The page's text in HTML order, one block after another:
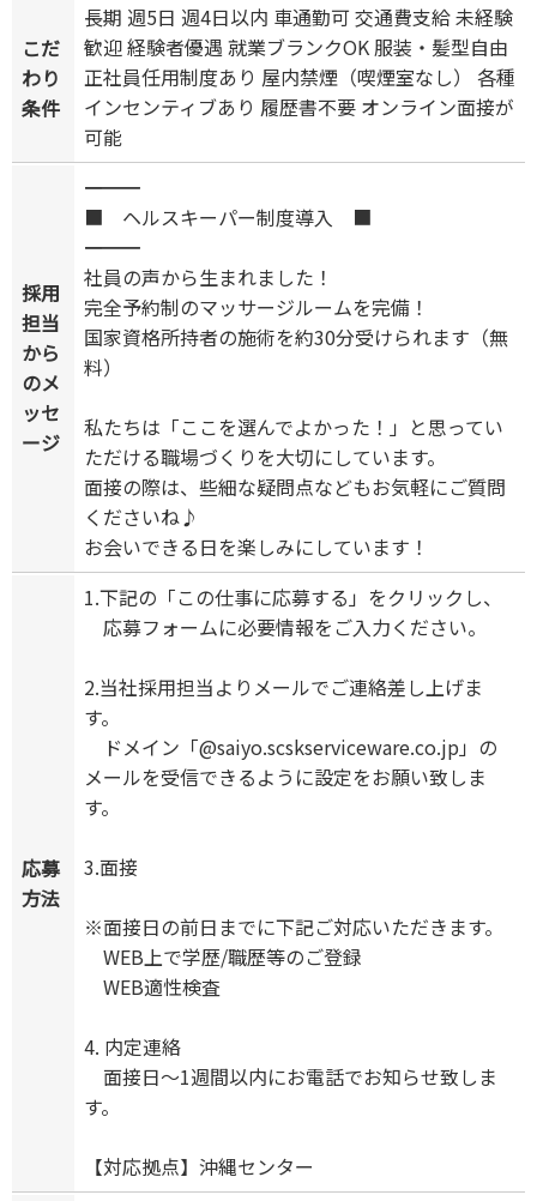
こだ
わり
条件
長期 週5日 週4日以内 車通勤可 交通費支給 未経験
歓迎 経験者優遇 就業ブランクOK 服装・髪型自由
正社員任用制度あり 屋内禁煙（喫煙室なし） 各種
インセンティブあり 履歴書不要 オンライン面接が
可能
採用
担当
から
のメ
ッセ
ージ
――――――――――――――――
■ ヘルスキーパー制度導入 ■
――――――――――――――――
社員の声から生まれました！
完全予約制のマッサージルームを完備！
国家資格所持者の施術を約30分受けられます（無
料）
私たちは「ここを選んでよかった！」と思ってい
ただける職場づくりを大切にしています。
面接の際は、些細な疑問点などもお気軽にご質問
くださいね♪
お会いできる日を楽しみにしています！
応募
方法
1.下記の「この仕事に応募する」をクリックし、
応募フォームに必要情報をご入力ください。
2.当社採用担当よりメールでご連絡差し上げま
す。
ドメイン「@saiyo.scskserviceware.co.jp」の
メールを受信できるように設定をお願い致しま
す。
3.面接
※面接日の前日までに下記ご対応いただきます。
WEB上で学歴/職歴等のご登録
WEB適性検査
4. 内定連絡
面接日～1週間以内にお電話でお知らせ致しま
す。
【対応拠点】沖縄センター